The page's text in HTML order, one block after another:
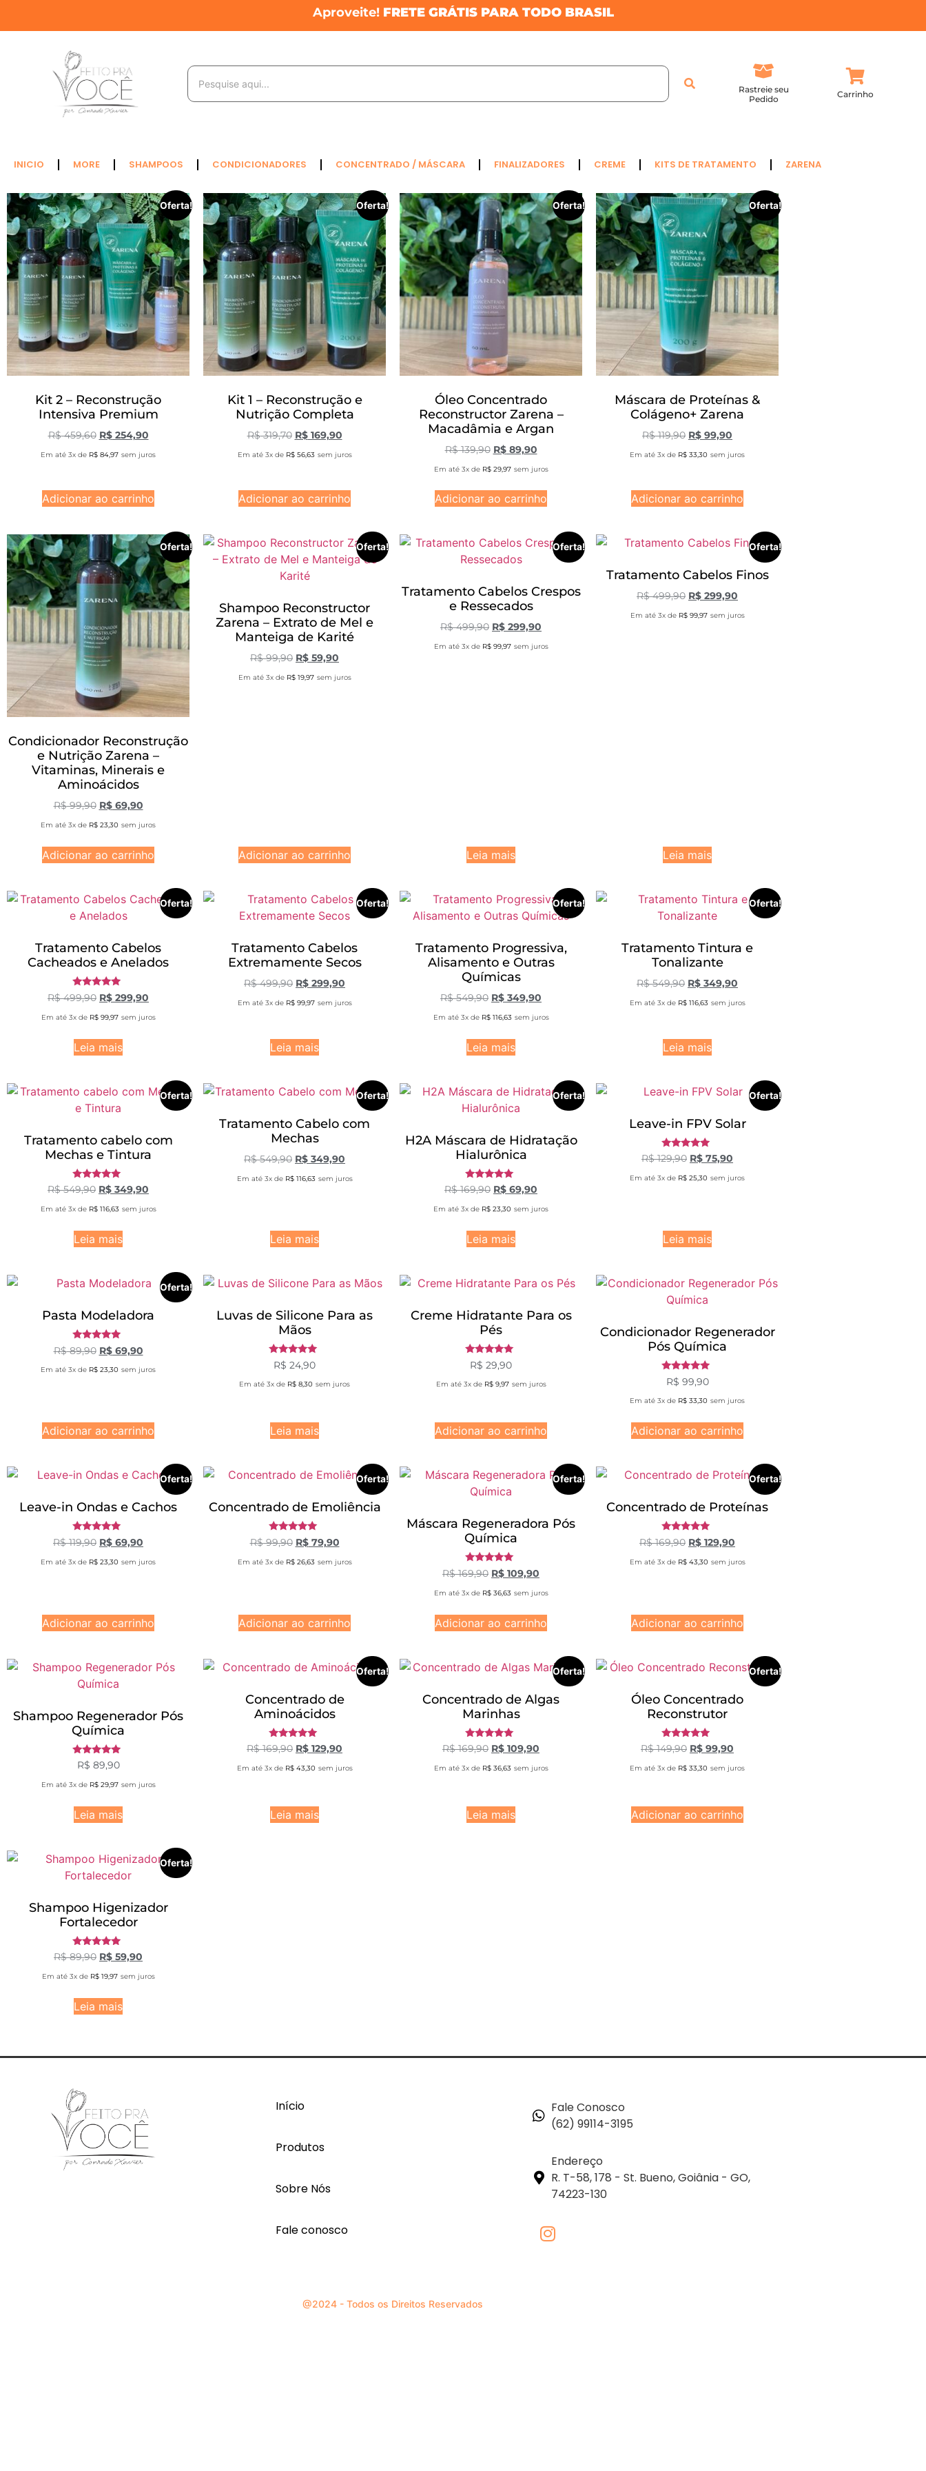
Aproveite! FRETE GRÁTIS PARA TODO BRASIL
Rastreie seu
Pedido
Carrinho
INICIO MORE SHAMPOOS CONDICIONADORES CONCENTRADO / MÁSCARA FINALIZADORES CREME KITS DE TRATAMENTO ZARENA
Oferta!
Kit 2 – Reconstrução
Intensiva Premium
R$459,60 R$254,90
Em até 3x de R$ 84,97 sem juros
Adicionar ao carrinho
Oferta!
Kit 1 – Reconstrução e
Nutrição Completa
R$319,70 R$169,90
Em até 3x de R$56,63 sem juros
Adicionar ao carrinho
Oferta!
Óleo Concentrado
Reconstructor Zarena –
Macadâmia e Argan
R$139,90 R$89,90
Em até 3x de R$29,97 sem juros
Adicionar ao carrinho
Oferta!
Máscara de Proteínas &
Colágeno+ Zarena
R$119,90 R$ 99,90
Em até 3x de R$ 33,30 sem juros
Adicionar ao carrinho
Oferta!
Condicionador Reconstrução
e Nutrição Zarena –
Vitaminas, Minerais e
Aminoácidos
R$99,90 R$69,90
Em até 3x de R$ 23,30 sem juros
Adicionar ao carrinho
Oferta!
Shampoo Reconstructor
Zarena – Extrato de Mel e
Manteiga de Karité
R$99,90 R$ 59,90
Em até 3x de R$19,97 sem juros
Adicionar ao carrinho
Oferta!
Tratamento Cabelos Crespos
e Ressecados
R$499,90 R$ 299,90
Em até 3x de R$99,97 sem juros
Leia mais
Oferta!
Tratamento Cabelos Finos
R$499,90 R$ 299,90
Em até 3x de R$99,97 sem juros
Leia mais
Oferta!
Tratamento Cabelos
Cacheados e Anelados
Avaliação
5.00
de 5
R$499,90 R$ 299,90
Em até 3x de R$99,97 sem juros
Leia mais
Oferta!
Tratamento Cabelos
Extremamente Secos
R$499,90 R$ 299,90
Em até 3x de R$99,97 sem juros
Leia mais
Oferta!
Tratamento Progressiva,
Alisamento e Outras
Químicas
R$549,90 R$ 349,90
Em até 3x de R$116,63 sem juros
Leia mais
Oferta!
Tratamento Tintura e
Tonalizante
R$549,90 R$ 349,90
Em até 3x de R$116,63 sem juros
Leia mais
Oferta!
Tratamento cabelo com
Mechas e Tintura
Avaliação
5.00
de 5
R$549,90 R$ 349,90
Em até 3x de R$116,63 sem juros
Leia mais
Oferta!
Tratamento Cabelo com
Mechas
R$549,90 R$ 349,90
Em até 3x de R$116,63 sem juros
Leia mais
Oferta!
H2A Máscara de Hidratação
Hialurônica
Avaliação
5.00
de 5
R$169,90 R$ 69,90
Em até 3x de R$ 23,30 sem juros
Leia mais
Oferta!
Leave-in FPV Solar
Avaliação
5.00
de 5
R$129,90 R$ 75,90
Em até 3x de R$ 25,30 sem juros
Leia mais
Oferta!
Pasta Modeladora
Avaliação
5.00
de 5
R$89,90 R$69,90
Em até 3x de R$ 23,30 sem juros
Adicionar ao carrinho
Luvas de Silicone Para as
Mãos
Avaliação
5.00
de 5
R$ 24,90
Em até 3x de R$ 8,30 sem juros
Leia mais
Creme Hidratante Para os
Pés
Avaliação
5.00
de 5
R$ 29,90
Em até 3x de R$9,97 sem juros
Adicionar ao carrinho
Condicionador Regenerador
Pós Química
Avaliação
5.00
de 5
R$ 99,90
Em até 3x de R$ 33,30 sem juros
Adicionar ao carrinho
Oferta!
Leave-in Ondas e Cachos
Avaliação
5.00
de 5
R$119,90 R$ 69,90
Em até 3x de R$ 23,30 sem juros
Adicionar ao carrinho
Oferta!
Concentrado de Emoliência
Avaliação
5.00
de 5
R$99,90 R$79,90
Em até 3x de R$26,63 sem juros
Adicionar ao carrinho
Oferta!
Máscara Regeneradora Pós
Química
Avaliação
5.00
de 5
R$169,90 R$ 109,90
Em até 3x de R$36,63 sem juros
Adicionar ao carrinho
Oferta!
Concentrado de Proteínas
Avaliação
5.00
de 5
R$169,90 R$ 129,90
Em até 3x de R$43,30 sem juros
Adicionar ao carrinho
Shampoo Regenerador Pós
Química
Avaliação
5.00
de 5
R$ 89,90
Em até 3x de R$29,97 sem juros
Leia mais
Oferta!
Concentrado de
Aminoácidos
Avaliação
5.00
de 5
R$169,90 R$ 129,90
Em até 3x de R$43,30 sem juros
Leia mais
Oferta!
Concentrado de Algas
Marinhas
Avaliação
5.00
de 5
R$169,90 R$ 109,90
Em até 3x de R$36,63 sem juros
Leia mais
Oferta!
Óleo Concentrado
Reconstrutor
Avaliação
5.00
de 5
R$149,90 R$ 99,90
Em até 3x de R$ 33,30 sem juros
Adicionar ao carrinho
Oferta!
Shampoo Higenizador
Fortalecedor
Avaliação
5.00
de 5
R$89,90 R$ 59,90
Em até 3x de R$19,97 sem juros
Leia mais
Início
Produtos
Sobre Nós
Fale conosco
Fale Conosco
(62) 99114-3195
Endereço
R. T-58, 178 - St. Bueno, Goiânia - GO,
74223-130
@2024 - Todos os Direitos Reservados